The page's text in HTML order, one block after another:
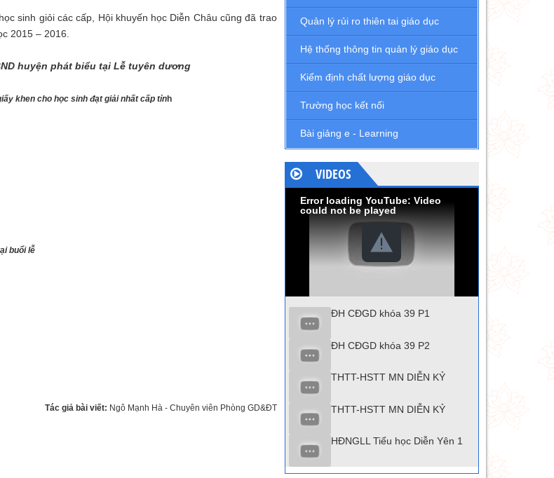
giỏi các cấp, Hội khuyến học Diễn Châu cũng đã trao
2015 – 2016.
huyện phát biểu tại Lễ tuyên dương
khen cho học sinh đạt giải nhất cấp tỉnh
buổi lễ
Tác giả bài viết: Ngô Mạnh Hà - Chuyên viên Phòng GD&ĐT
Quản lý rủi ro thiên tai giáo dục
Hệ thống thông tin quản lý giáo dục
Kiểm định chất lượng giáo dục
Trường học kết nối
Bài giảng e - Learning
VIDEOS
Error loading YouTube: Video
could not be played
ĐH CĐGD khóa 39 P1
ĐH CĐGD khóa 39 P2
THTT-HSTT MN DIỄN KỶ
THTT-HSTT MN DIỄN KỶ
HĐNGLL Tiểu học Diễn Yên 1